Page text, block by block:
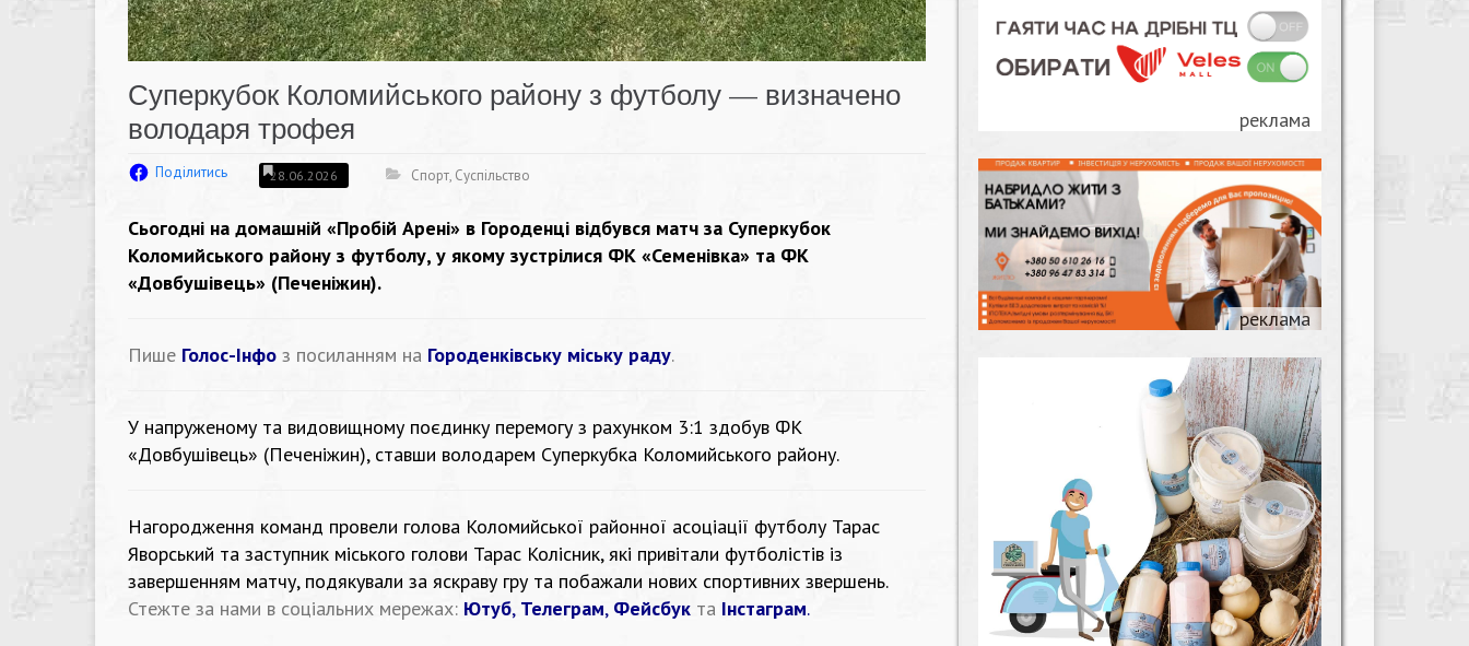
Суперкубок Коломийського району з футболу — визначено
володаря трофея
Поділитись 28.06.2026 Спорт, Суспільство
Сьогодні на домашній «Пробій Арені» в Городенці відбувся матч за Суперкубок
Коломийського району з футболу, у якому зустрілися ФК «Семенівка» та ФК
«Довбушівець» (Печеніжин).
Пише Голос-Інфо з посиланням на Городенківську міську раду.
У напруженому та видовищному поєдинку перемогу з рахунком 3:1 здобув ФК
«Довбушівець» (Печеніжин), ставши володарем Суперкубка Коломийського району.
Нагородження команд провели голова Коломийської районної асоціації футболу Тарас
Яворський та заступник міського голови Тарас Колісник, які привітали футболістів із
завершенням матчу, подякували за яскраву гру та побажали нових спортивних звершень.
Стежте за нами в соціальних мережах: Ютуб, Телеграм, Фейсбук та Інстаграм.